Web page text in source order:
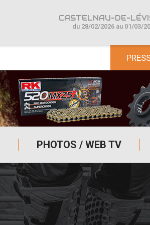
PHOTOS / WEB TV
CASTELNAU-DE-
du 28/02/2026 au 01/03/